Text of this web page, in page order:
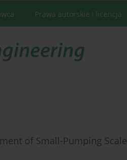
Prawa autorskie i licencja
of Small-Pumping Scale